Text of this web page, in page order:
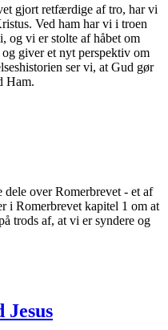
gjort retfærdige af tro, har vi
Ved ham har vi i troen
og vi er stolte af håbet om
giver et nyt perspektiv om
ser vi, at Gud gør
Ham.
over Romerbrevet - et af
i Romerbrevet kapitel 1 om at
trods af, at vi er syndere og
Jesus